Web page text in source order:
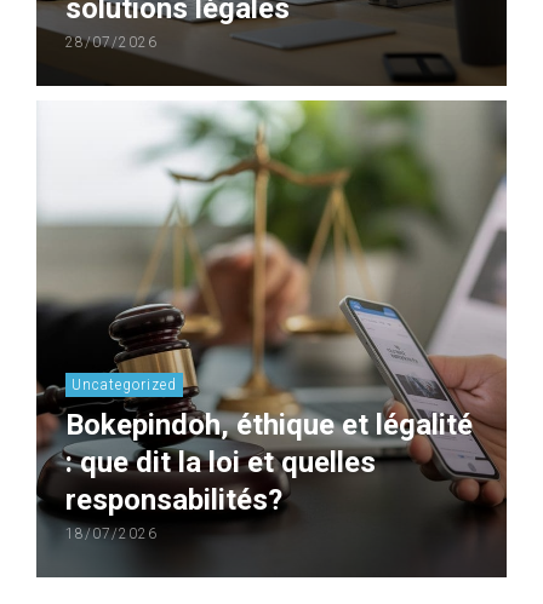
solutions légales
28/07/2026
Uncategorized
Bokepindoh, éthique et légalité
: que dit la loi et quelles
responsabilités?
18/07/2026